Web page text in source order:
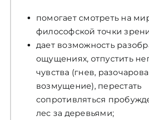
помогает смотреть на
философской точки
дает возможность
ощущениях, отпустить
чувства (гнев,
возмущение), перестать
сопротивляться
лес за деревьями;